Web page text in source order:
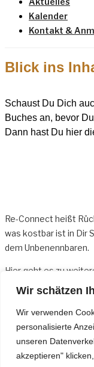
Wir schätzen
Wir verwenden
personalisierte
unseren
akzeptieren"
Kalender
Kontakt &
Blick ins
Schaust Du Dich
Buches an, bevor
Dann hast Du hier
Re-Connect heißt
was kostbar ist in Dir
dem Unbenennbaren.
Hier geht es zu
Sonderangeboten usw.)
Für Fragen bin ich
kontakt@re-
Wer auf dem
Newsletteranmelden.